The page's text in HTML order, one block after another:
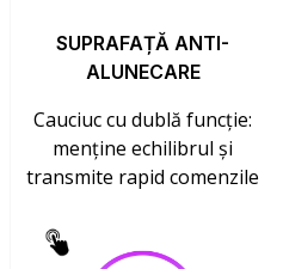
SUPRAFAȚĂ ANTI-
ALUNECARE
Cauciuc cu dublă funcție:
menține echilibrul și
transmite rapid comenzile